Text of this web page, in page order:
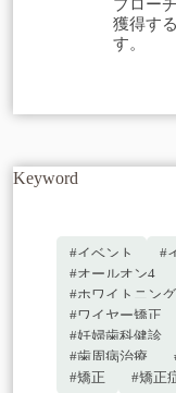
プロー
獲得す
す。
Keyword
#イベント #
#オールオン4
#ホワイトニング
#ワイヤー矯正
#妊婦歯科健診
#歯周病治療
#矯正
#矯正